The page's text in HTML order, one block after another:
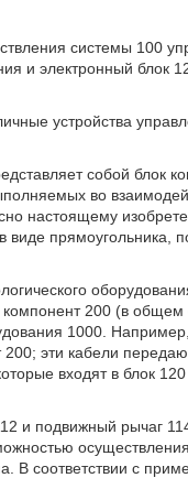
системы 100
и электронный блок
устройства
собой блок
во
настоящему
прямоугольника,
200 (в общем
1000.
эти кабели
входят в блок
и подвижный рычаг
В соответствии с